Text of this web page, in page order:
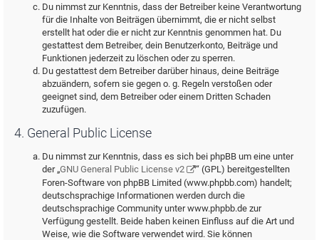
Du nimmst zur Kenntnis, dass der Betreiber keine Verantwortung
für die Inhalte von Beiträgen übernimmt, die er nicht selbst
erstellt hat oder die er nicht zur Kenntnis genommen hat. Du
gestattest dem Betreiber, dein Benutzerkonto, Beiträge und
Funktionen jederzeit zu löschen oder zu sperren.
Du gestattest dem Betreiber darüber hinaus, deine Beiträge
abzuändern, sofern sie gegen o. g. Regeln verstoßen oder
geeignet sind, dem Betreiber oder einem Dritten Schaden
zuzufügen.
4. General Public License
Du nimmst zur Kenntnis, dass es sich bei phpBB um eine unter
der „GNU General Public License v2
“ (GPL) bereitgestellten
Foren-Software von phpBB Limited (www.phpbb.com) handelt;
deutschsprachige Informationen werden durch die
deutschsprachige Community unter www.phpbb.de zur
Verfügung gestellt. Beide haben keinen Einfluss auf die Art und
Weise, wie die Software verwendet wird. Sie können